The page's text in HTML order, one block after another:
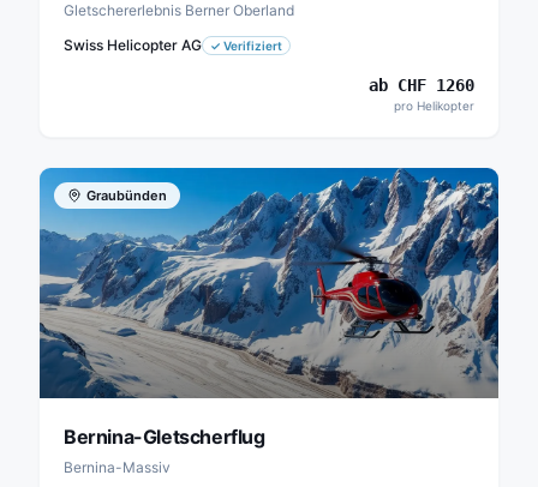
Gletschererlebnis Berner Oberland
Swiss Helicopter AG
✓ Verifiziert
ab CHF 1260
pro Helikopter
Graubünden
Bernina-Gletscherflug
Bernina-Massiv